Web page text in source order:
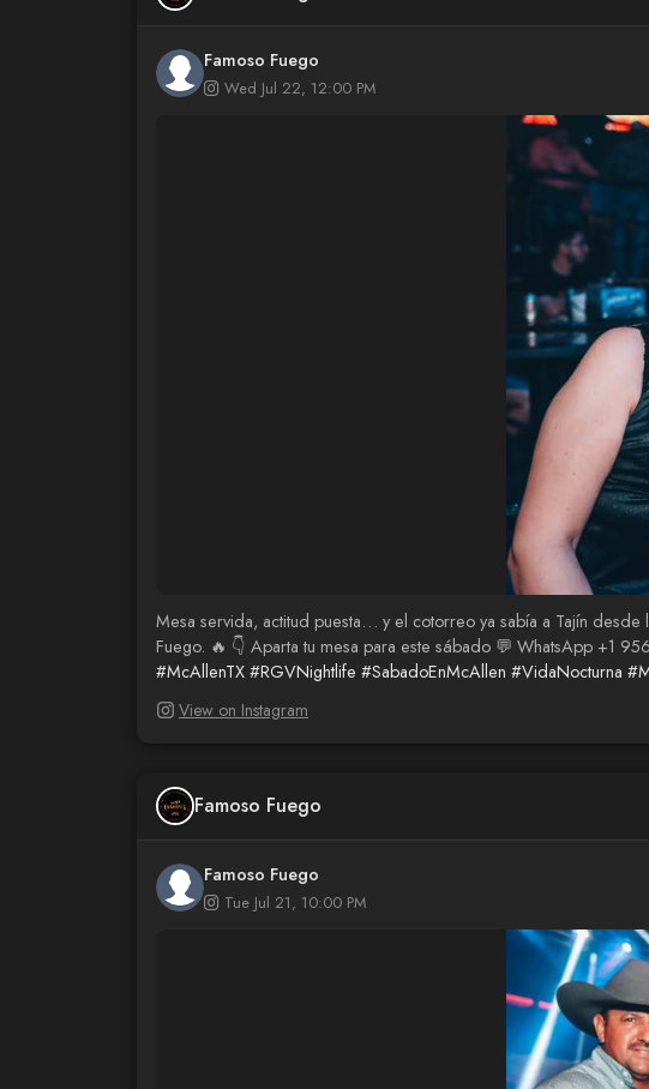
Famoso Fuego
Wed Jul 22, 12:00 PM
Mesa servida, actitud puesta… y el cotorreo ya sabía a Tajín
Fuego. 🔥 👇 Aparta tu mesa para este sábado 💬 WhatsApp +1
#McAllenTX #RGVNightlife #SabadoEnMcAllen #VidaNocturna
View on Instagram
Famoso Fuego
Famoso Fuego
Tue Jul 21, 10:00 PM